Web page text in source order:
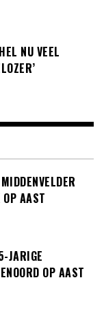
NU VEEL
OP AAST
JARIGE
OP AAST